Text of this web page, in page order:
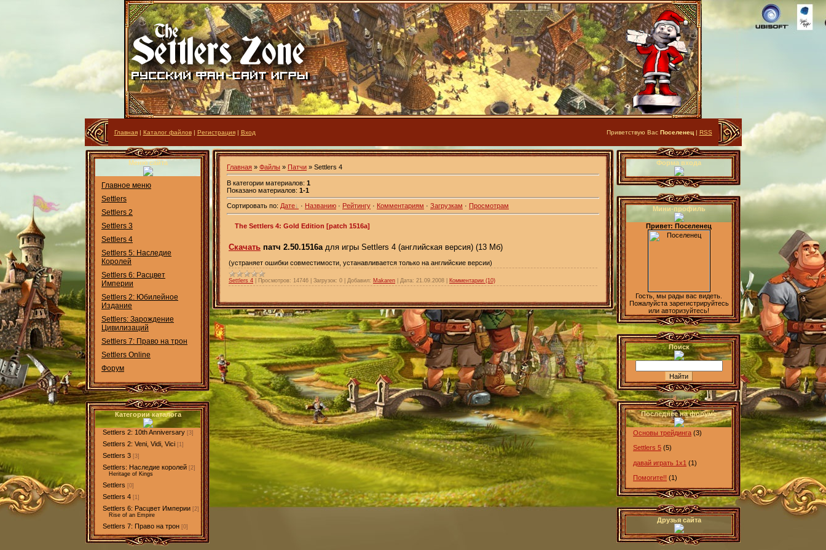
Главная| Каталог файлов| Регистрация| Вход Приветствую Вас Поселенец| RSS
Меню сайта
Главное меню
Settlers
Settlers 2
Settlers 3
Settlers 4
Settlers 5: Наследие
Королей
Settlers 6: Расцвет
Империи
Settlers 2: Юбилейное
Издание
Settlers: Зарождение
Цивилизаций
Settlers 7: Право на трон
Settlers Online
Форум
Категории каталога
Settlers 2: 10th Anniversary [3]
Settlers 2: Veni, Vidi, Vici [1]
Settlers 3 [3]
Settlers: Наследие королей [2]
Heritage of Kings
Settlers [0]
Settlers 4 [1]
Settlers 6: Расцвет Империи [2]
Rise of an Empire
Settlers 7: Право на трон [0]
Главная » Файлы » Патчи » Settlers 4
В категории материалов: 1
Показано материалов: 1-1
Сортировать по: Дате · Названию · Рейтингу · Комментариям · Загрузкам · Просмотрам
The Settlers 4: Gold Edition [patch 1516a]
Скачать патч 2.50.1516a для игры Settlers 4 (английская версия) (13 Мб)
(устраняет ошибки совместимости, устанавливается только на английские версии)
Settlers 4 Просмотров: 14746 Загрузок: 0 Добавил: Makaren Дата: 21.09.2008 Комментарии (10)
Форма входа
Мини-профиль
Привет: Поселенец
Гость, мы рады вас видеть.
Пожалуйста зарегистрируйтесь
или авторизуйтесь!
Поиск
Последнее на форуме
Основы трейдинга (3)
Settlers 5 (5)
давай играть 1х1 (1)
Помогите!! (1)
Друзья сайта